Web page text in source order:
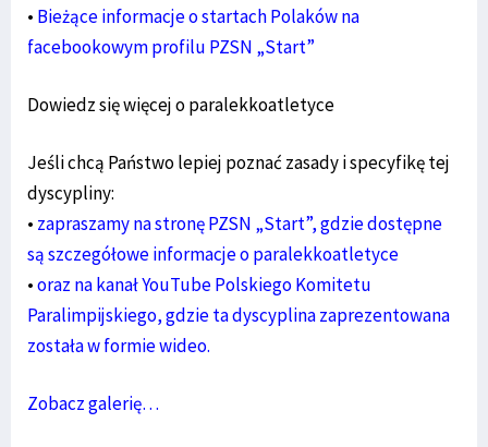
• Bieżące informacje o startach Polaków na
facebookowym profilu PZSN „Start”
Dowiedz się więcej o paralekkoatletyce
Jeśli chcą Państwo lepiej poznać zasady i specyfikę tej
dyscypliny:
• zapraszamy na stronę PZSN „Start”, gdzie dostępne
są szczegółowe informacje o paralekkoatletyce
•oraz na kanał YouTube Polskiego Komitetu
Paralimpijskiego, gdzie ta dyscyplina zaprezentowana
została w formie wideo.
Zobacz galerię…